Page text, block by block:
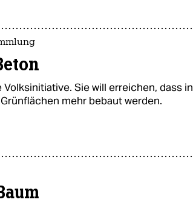
Sie will erreichen, dass in
mehr bebaut werden.